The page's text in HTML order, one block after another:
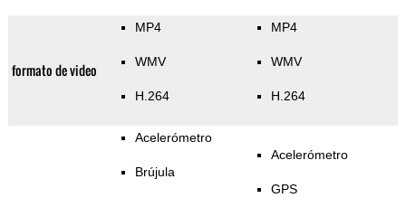
formato de video
MP4
WMV
H.264
MP4
WMV
H.264
Acelerómetro
Brújula
Acelerómetro
GPS